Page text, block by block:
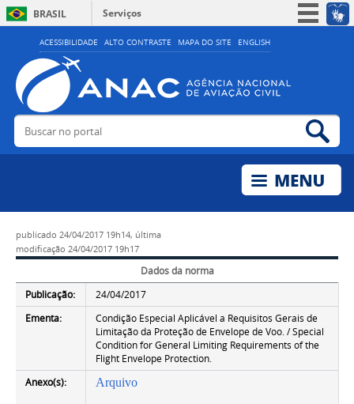
ACESSIBILIDADE ALTO CONTRASTE MAPA DO SITE ENGLISH
BRASIL
Serviços
Simplifique!
Acesso à informação
Legislação
Buscar no portal
publicado 24/04/2017 19h14, última
modificação 24/04/2017 19h17
Dados da norma
Publicação:
24/04/2017
Ementa:
Condição Especial Aplicável a Requisitos Gerais de
Limitação da Proteção de Envelope de Voo. / Special
Condition for General Limiting Requirements of the
Flight Envelope Protection.
Anexo(s):
Arquivo